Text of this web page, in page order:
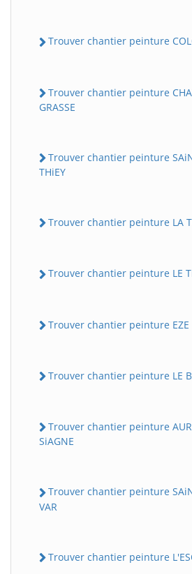
Trouver chantier peinture
Trouver chantier peinture
GRASSE
Trouver chantier peinture
THiEY
Trouver chantier peinture LA
Trouver chantier peinture LE
Trouver chantier peinture EZE
Trouver chantier peinture LE
Trouver chantier peinture
SiAGNE
Trouver chantier peinture
VAR
Trouver chantier peinture